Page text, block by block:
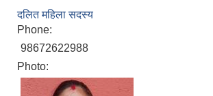
दलित महिला सदस्य
Phone:
98672622988
Photo: